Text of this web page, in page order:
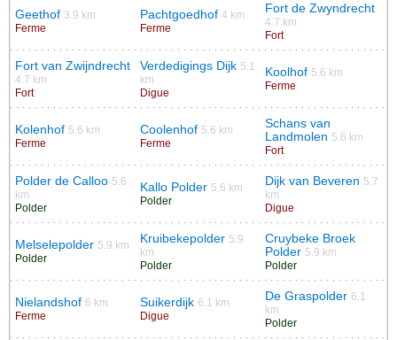
Geethof 3.9 km
Ferme
Pachtgoedhof 4 km
Ferme
Fort de Zwyndrecht
4.7 km
Fort
Fort van Zwijndrecht
4.7 km
Fort
Verdedigings Dijk 5.1
km
Digue
Koolhof 5.6 km
Ferme
Kolenhof 5.6 km
Ferme
Coolenhof 5.6 km
Ferme
Schans van
Landmolen 5.6 km
Fort
Polder de Calloo 5.6
km
Polder
Kallo Polder 5.6 km
Polder
Dijk van Beveren 5.7
km
Digue
Melselepolder 5.9 km
Polder
Kruibekepolder 5.9
km
Polder
Cruybeke Broek
Polder 5.9 km
Polder
Nielandshof 6 km
Ferme
Suikerdijk 6.1 km
Digue
De Graspolder 6.1
km
Polder